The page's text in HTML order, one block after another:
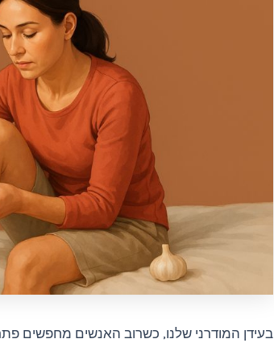
בעידן המודרני שלנו, כשרוב האנשים מחפשים